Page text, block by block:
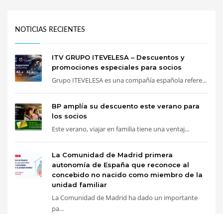
NOTICIAS RECIENTES
ITV GRUPO ITEVELESA – Descuentos y
promociones especiales para socios
Grupo ITEVELESA es una compañía española refere...
BP amplía su descuento este verano para
los socios
Este verano, viajar en familia tiene una ventaj...
La Comunidad de Madrid primera
autonomía de España que reconoce al
concebido no nacido como miembro de la
unidad familiar
La Comunidad de Madrid ha dado un importante
pa...